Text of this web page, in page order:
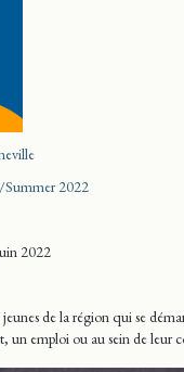
Summer 2022
2022
de la région qui se
un emploi ou au sein de leur